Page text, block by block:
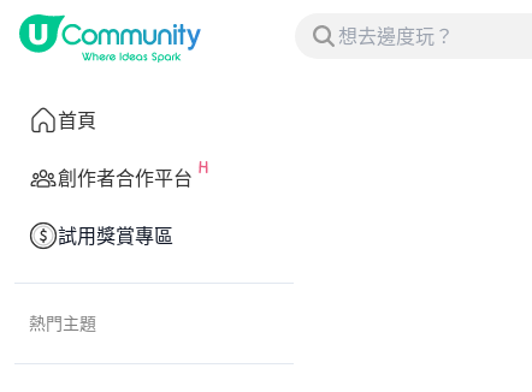
首頁
創作者合作平台
試用獎賞專區
熱門主題